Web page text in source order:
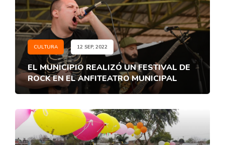
CULTURA 12 SEP, 2022
EL MUNICIPIO REALIZÓ UN FESTIVAL DE
ROCK EN EL ANFITEATRO MUNICIPAL